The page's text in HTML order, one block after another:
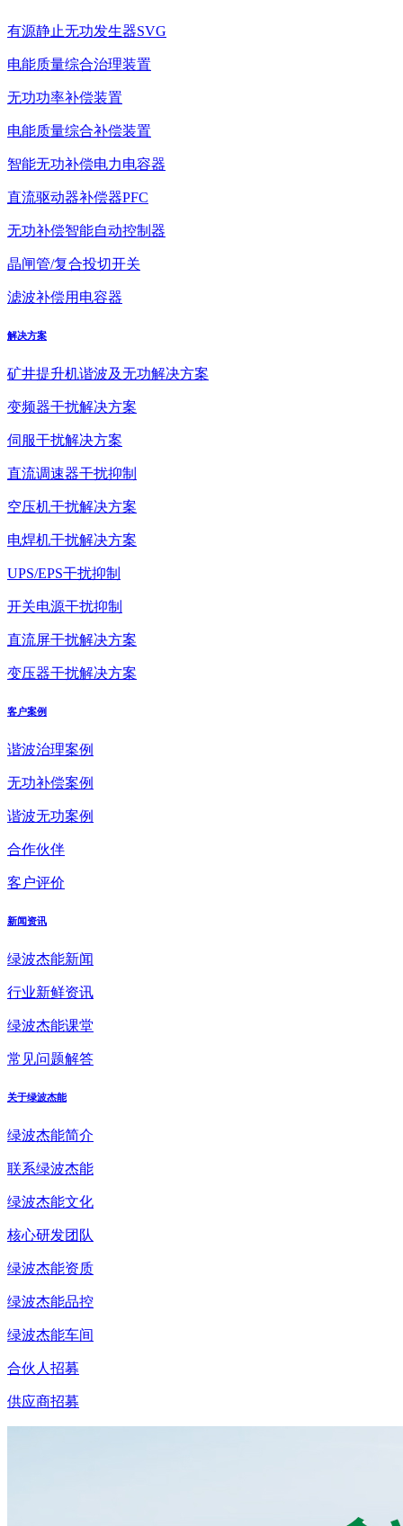
有源静止无功发生器SVG
电能质量综合治理装置
无功功率补偿装置
电能质量综合补偿装置
智能无功补偿电力电容器
直流驱动器补偿器PFC
无功补偿智能自动控制器
晶闸管/复合投切开关
滤波补偿用电容器
解决方案
矿井提升机谐波及无功解决方案
变频器干扰解决方案
伺服干扰解决方案
直流调速器干扰抑制
空压机干扰解决方案
电焊机干扰解决方案
UPS/EPS干扰抑制
开关电源干扰抑制
直流屏干扰解决方案
变压器干扰解决方案
客户案例
谐波治理案例
无功补偿案例
谐波无功案例
合作伙伴
客户评价
新闻资讯
绿波杰能新闻
行业新鲜资讯
绿波杰能课堂
常见问题解答
关于绿波杰能
绿波杰能简介
联系绿波杰能
绿波杰能文化
核心研发团队
绿波杰能资质
绿波杰能品控
绿波杰能车间
合伙人招募
供应商招募